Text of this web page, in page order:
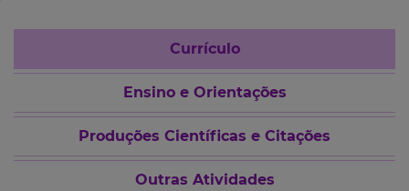
Currículo
Ensino e Orientações
Produções Científicas e Citações
Outras Atividades